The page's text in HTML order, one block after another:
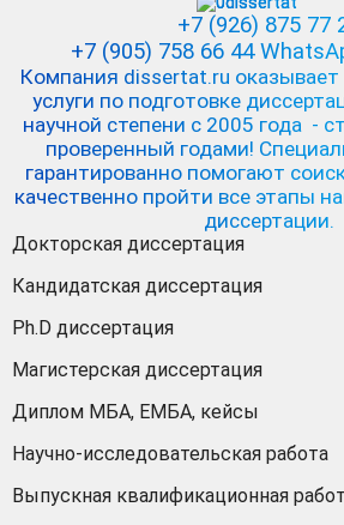
+7 (926) 875 77
+7 (905) 758 66 44
Компания dissertat.ru оказывает
услуги по подготовке
научной степени с 2005 года -
проверенный годами!
гарантированно помогают
качественно пройти все этапы
диссертации.
Докторская диссертация
Кандидатская диссертация
Ph.D диссертация
Магистерская диссертация
Диплом МБА, ЕМБА, кейсы
Научно-исследовательская работа
Выпускная квалификационная